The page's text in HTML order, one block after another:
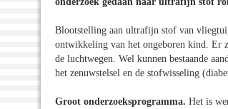
Blootstelling aan ultrafijn stof van
ontwikkeling van het ongeboren kind. Er
de luchtwegen. Wel kunnen bestaande
het zenuwstelsel en de stofwisseling
Groot onderzoeksprogramma. Het is